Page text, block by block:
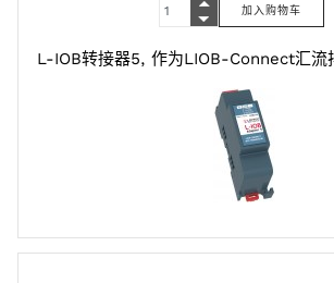
L-IOB转接器5, 作为LIOB-Connect汇流